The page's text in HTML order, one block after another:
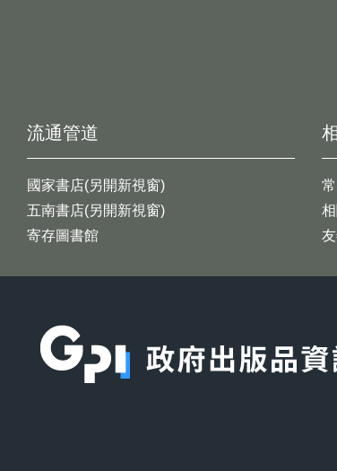
流通管道
國家書店(另開新視窗)
五南書店(另開新視窗)
寄存圖書館